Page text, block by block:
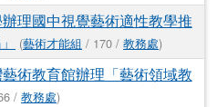
理國中視覺藝術適性教學推
(藝術才能組 / 170 / 教務處)
術教育館辦理「藝術領域教
/ 教務處)